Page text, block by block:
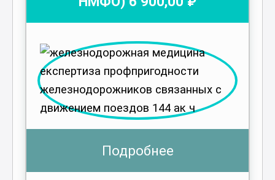
Подробнее